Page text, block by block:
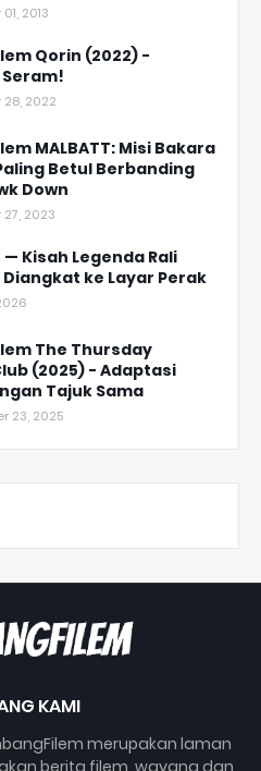
2013
Qorin (2022) -
28, 2022
MALBATT: Misi Bakara
Betul Berbanding
Down
27, 2023
— Kisah Legenda Rali
ke Layar Perak
The Thursday
(2025) - Adaptasi
Tajuk Sama
23, 2025
KAMI
merupakan laman